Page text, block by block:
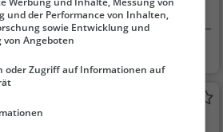
k House, Bier, Wein, S
nacks / Getränke
in Penig
acks / Getränke
in Penig
und der Performance von Inhalten,
sowie Entwicklung und
von Angeboten
oder Zugriff auf Informationen auf